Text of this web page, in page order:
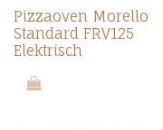
Pizzaoven Morello
Standard FRV125
Elektrisch